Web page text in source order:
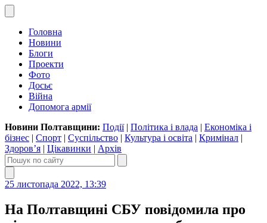
Головна
Новини
Блоги
Проекти
Фото
Досьє
Війна
Допомога армії
Новини Полтавщини: Події| Політика і влада | Економіка і
бізнес | Спорт | Суспільство | Культура і освіта | Кримінал |
Здоров’я | Цікавинки | Архів
25 листопада 2022, 13:39
На Полтавщині СБУ повідомила про